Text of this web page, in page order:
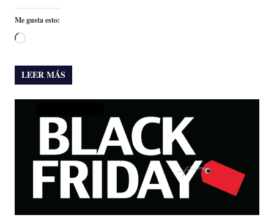
Me gusta esto:
Cargando...
LEER MÁS